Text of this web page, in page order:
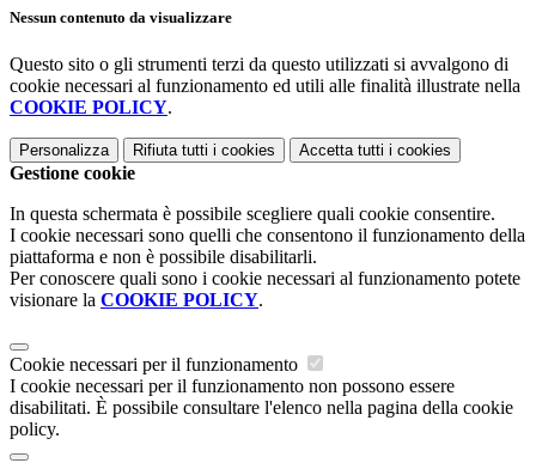
Nessun contenuto da visualizzare
Questo sito o gli strumenti terzi da questo utilizzati si avvalgono di
cookie necessari al funzionamento ed utili alle finalità illustrate nella
COOKIE POLICY.
Personalizza Rifiuta tutti i cookies Accetta tutti i cookies
Gestione cookie
In questa schermata è possibile scegliere quali cookie consentire.
I cookie necessari sono quelli che consentono il funzionamento della
piattaforma e non è possibile disabilitarli.
Per conoscere quali sono i cookie necessari al funzionamento potete
visionare la COOKIE POLICY.
Cookie necessari per il funzionamento
I cookie necessari per il funzionamento non possono essere
disabilitati. È possibile consultare l'elenco nella pagina della cookie
policy.